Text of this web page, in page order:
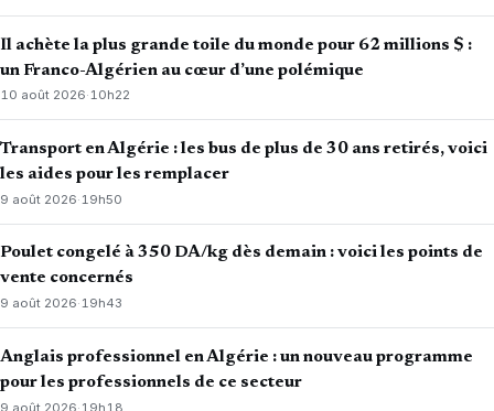
Il achète la plus grande toile du monde pour 62 millions $ :
un Franco-Algérien au cœur d’une polémique
10 août 2026·10h22
Transport en Algérie : les bus de plus de 30 ans retirés, voici
les aides pour les remplacer
9 août 2026· 19h50
Poulet congelé à 350 DA/kg dès demain : voici les points de
vente concernés
9 août 2026·19h43
Anglais professionnel en Algérie : un nouveau programme
pour les professionnels de ce secteur
9 août 2026· 19h18